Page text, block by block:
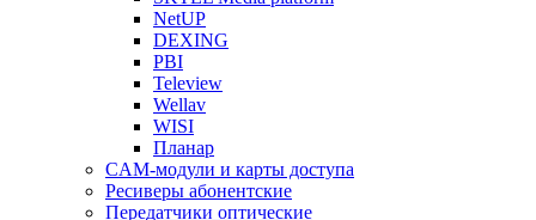
NetUP
DEXING
PBI
Teleview
Wellav
WISI
Планар
CAM-модули и карты доступа
Ресиверы абонентские
Передатчики оптические